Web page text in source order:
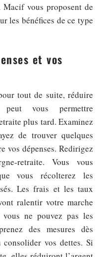
Macif vous proposent de
les bénéfices de ce type
et vos
tout de suite, réduire
peut vous permettre
plus tard. Examinez
de trouver quelques
vos dépenses. Redirigez
retraite. Vous vous
vous récolterez les
Les frais et les taux
ralentir votre marche
ne pouvez pas les
des mesures dès
vos dettes. Si